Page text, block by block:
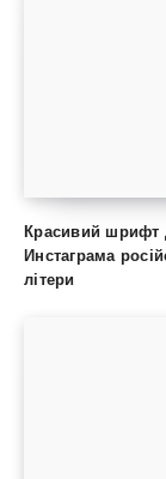
Красивий шрифт
Инстаграма
літери